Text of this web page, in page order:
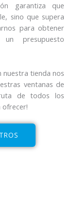
garantiza que
sino que supera
para obtener
presupuesto
nuestra tienda nos
ventanas de
de todos los
ofrecer!